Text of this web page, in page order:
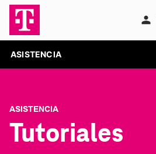
ASISTENCIA
ASISTENCIA
Tutoriales